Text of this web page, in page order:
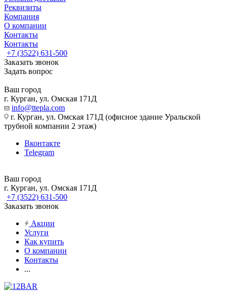
Реквизиты
Компания
О компании
Контакты
Контакты
+7 (3522) 631-500
Заказать звонок
Задать вопрос
Ваш город
г. Курган, ул. Омская 171Д
info@ttepla.com
г. Курган, ул. Омская 171Д (офисное здание Уральской
трубной компании 2 этаж)
Вконтакте
Telegram
Ваш город
г. Курган, ул. Омская 171Д
+7 (3522) 631-500
Заказать звонок
Акции
Услуги
Как купить
О компании
Контакты
...